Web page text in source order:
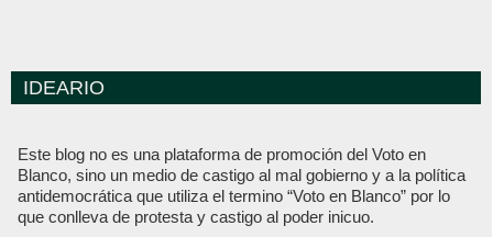
IDEARIO
Este blog no es una plataforma de promoción del Voto en
Blanco, sino un medio de castigo al mal gobierno y a la política
antidemocrática que utiliza el termino “Voto en Blanco” por lo
que conlleva de protesta y castigo al poder inicuo.